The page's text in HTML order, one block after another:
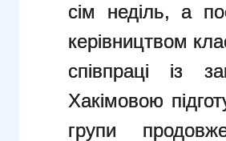
сім неділь, а
керівництвом
співпраці із
Хакімовою
групи